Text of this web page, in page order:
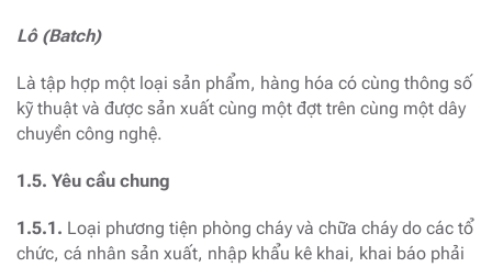
Lô (Batch)
Là tập hợp một loại sản phẩm, hàng hóa có cùng thông số
kỹ thuật và được sản xuất cùng một đợt trên cùng một dây
chuyền công nghệ.
1.5. Yêu cầu chung
1.5.1. Loại phương tiện phòng cháy và chữa cháy do các tổ
chức, cá nhân sản xuất, nhập khẩu kê khai, khai báo phải